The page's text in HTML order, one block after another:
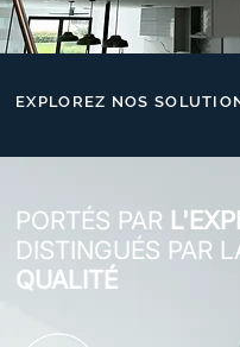
EXPLOREZ NOS
PORTÉS PAR
DISTINGUÉS PAR
QUALITÉ